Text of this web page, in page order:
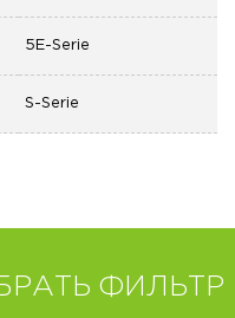
5E-Serie
S-Serie
ФИЛЬТР